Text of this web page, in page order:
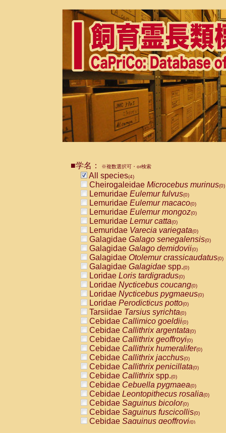
■学名： ※複数選択可・or検索
All species(4)
Cheirogaleidae Microcebus murinus(0)
Lemuridae Eulemur fulvus(0)
Lemuridae Eulemur macaco(0)
Lemuridae Eulemur mongoz(0)
Lemuridae Lemur catta(0)
Lemuridae Varecia variegata(0)
Galagidae Galago senegalensis(0)
Galagidae Galago demidovii(0)
Galagidae Otolemur crassicaudatus(0)
Galagidae Galagidae spp.(0)
Loridae Loris tardigradus(0)
Loridae Nycticebus coucang(0)
Loridae Nycticebus pygmaeus(0)
Loridae Perodicticus potto(0)
Tarsiidae Tarsius syrichta(0)
Cebidae Callimico goeldii(0)
Cebidae Callithrix argentata(0)
Cebidae Callithrix geoffroyi(0)
Cebidae Callithrix humeralifer(0)
Cebidae Callithrix jacchus(0)
Cebidae Callithrix penicillata(0)
Cebidae Callithrixspp.(0)
Cebidae Cebuella pygmaea(0)
Cebidae Leontopithecus rosalia(0)
Cebidae Saguinus bicolor(0)
Cebidae Saguinus fuscicollis(0)
Cebidae Saguinus geoffroyi(0)